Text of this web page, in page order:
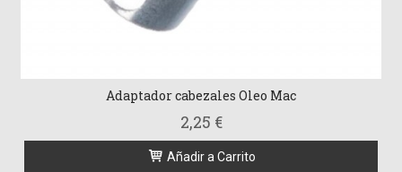
Adaptador cabezales Oleo Mac
2,25 €
Añadir a Carrito